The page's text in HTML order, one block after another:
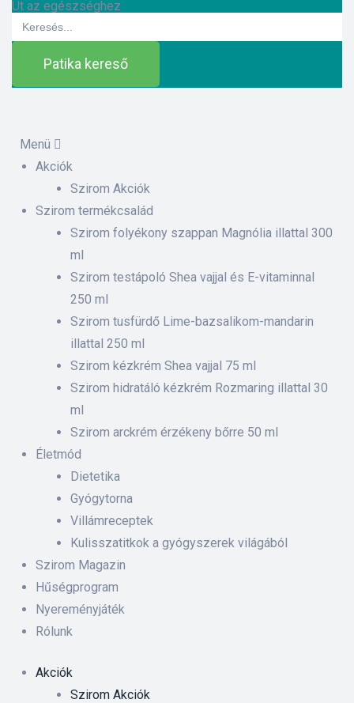
Út az egészséghez
for:
Patika kereső
Menü
Akciók
Szirom Akciók
Szirom termékcsalád
Szirom folyékony szappan Magnólia illattal 300
ml
Szirom testápoló Shea vajjal és E-vitaminnal
250 ml
Szirom tusfürdő Lime-bazsalikom-mandarin
illattal 250 ml
Szirom kézkrém Shea vajjal 75 ml
Szirom hidratáló kézkrém Rozmaring illattal 30
ml
Szirom arckrém érzékeny bőrre 50 ml
Életmód
Dietetika
Gyógytorna
Villámreceptek
Kulisszatitkok a gyógyszerek világából
Szirom Magazin
Hűségprogram
Nyereményjáték
Rólunk
Akciók
Szirom Akciók